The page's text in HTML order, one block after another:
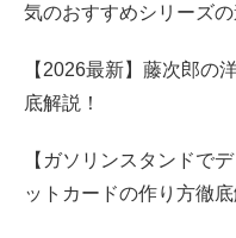
気のおすすめシリーズ
【2026最新】藤次郎の
底解説！
【ガソリンスタンドで
ットカードの作り方徹底